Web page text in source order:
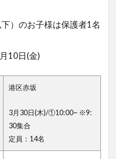
）のお子様は保護者1名
10日(金)
港区赤坂
3月30日(木)/①10:00~ ※9:
30集合
定員：14名